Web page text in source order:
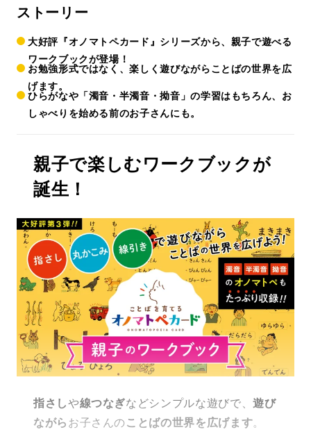
ストーリー
大好評『オノマトペカード』シリーズから、親子で遊べる
ワークブックが登場！
お勉強形式ではなく、楽しく遊びながらことばの世界を広
げます。
ひらがなや「濁音・半濁音・拗音」の学習はもちろん、お
しゃべりを始める前のお子さんにも。
親子で楽しむワークブック が
誕生！
指さしや線つなぎなどシンプルな遊びで、遊び
ながら お子さんの ことばの世界を広げます。